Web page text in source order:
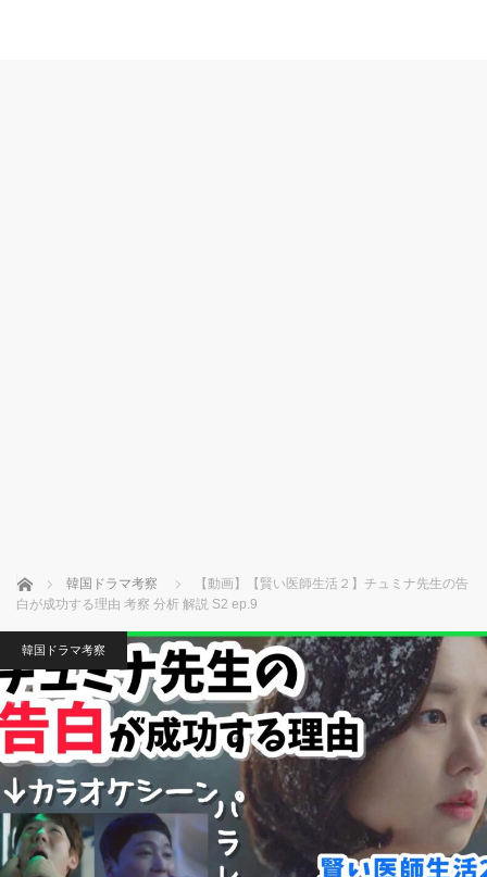
ホーム 韓国ドラマ考察
【動画】【賢い医師生活２】チュミナ先生の告
白が成功する理由 考察 分析 解説 S2 ep.9
韓国ドラマ考察